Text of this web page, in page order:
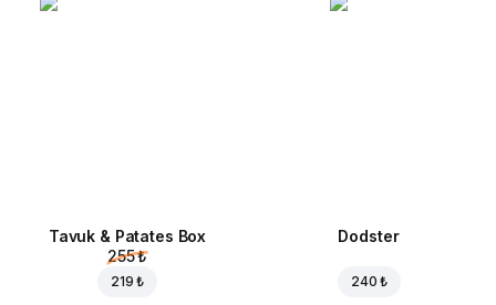
Tavuk & Patates Box
255 ₺
219 ₺
Dodster
240 ₺